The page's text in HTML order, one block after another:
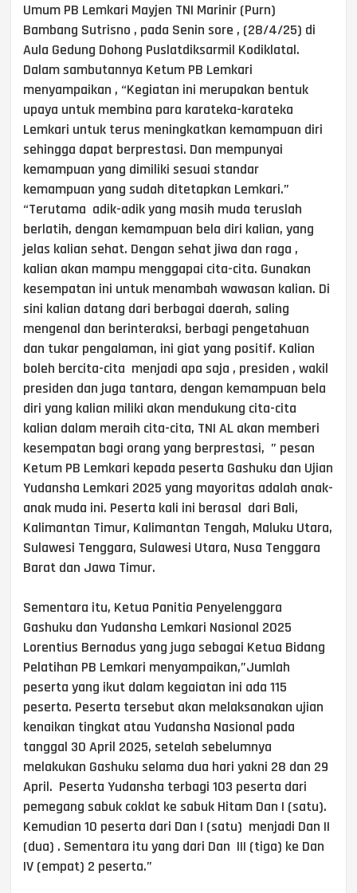
Umum PB Lemkari Mayjen TNI Marinir (Purn)
Bambang Sutrisno , pada Senin sore , (28/4/25) di
Aula Gedung Dohong Puslatdiksarmil Kodiklatal.
Dalam sambutannya Ketum PB Lemkari
menyampaikan , “Kegiatan ini merupakan bentuk
upaya untuk membina para karateka-karateka
Lemkari untuk terus meningkatkan kemampuan diri
sehingga dapat berprestasi. Dan mempunyai
kemampuan yang dimiliki sesuai standar
kemampuan yang sudah ditetapkan Lemkari.”
“Terutama adik-adik yang masih muda teruslah
berlatih, dengan kemampuan bela diri kalian, yang
jelas kalian sehat. Dengan sehat jiwa dan raga ,
kalian akan mampu menggapai cita-cita. Gunakan
kesempatan ini untuk menambah wawasan kalian. Di
sini kalian datang dari berbagai daerah, saling
mengenal dan berinteraksi, berbagi pengetahuan
dan tukar pengalaman, ini giat yang positif. Kalian
boleh bercita-cita menjadi apa saja , presiden , wakil
presiden dan juga tantara, dengan kemampuan bela
diri yang kalian miliki akan mendukung cita-cita
kalian dalam meraih cita-cita, TNI AL akan memberi
kesempatan bagi orang yang berprestasi, ” pesan
Ketum PB Lemkari kepada peserta Gashuku dan Ujian
Yudansha Lemkari 2025 yang mayoritas adalah anak-
anak muda ini. Peserta kali ini berasal dari Bali,
Kalimantan Timur, Kalimantan Tengah, Maluku Utara,
Sulawesi Tenggara, Sulawesi Utara, Nusa Tenggara
Barat dan Jawa Timur.
Sementara itu, Ketua Panitia Penyelenggara
Gashuku dan Yudansha Lemkari Nasional 2025
Lorentius Bernadus yang juga sebagai Ketua Bidang
Pelatihan PB Lemkari menyampaikan,”Jumlah
peserta yang ikut dalam kegaiatan ini ada 115
peserta. Peserta tersebut akan melaksanakan ujian
kenaikan tingkat atau Yudansha Nasional pada
tanggal 30 April 2025, setelah sebelumnya
melakukan Gashuku selama dua hari yakni 28 dan 29
April. Peserta Yudansha terbagi 103 peserta dari
pemegang sabuk coklat ke sabuk Hitam Dan I (satu).
Kemudian 10 peserta dari Dan I (satu) menjadi Dan II
(dua) . Sementara itu yang dari Dan III (tiga) ke Dan
IV (empat) 2 peserta.”